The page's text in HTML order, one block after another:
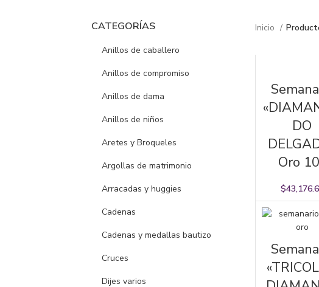
CATEGORÍAS
Anillos de caballero
Anillos de compromiso
Anillos de dama
Anillos de niños
Aretes y Broqueles
Argollas de matrimonio
Arracadas y huggies
Cadenas
Cadenas y medallas bautizo
Cruces
Dijes varios
Inicio
DO
Oro
$